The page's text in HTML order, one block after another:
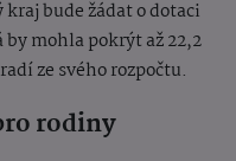
bude žádat o dotaci
mohla pokrýt až 22,2
ze svého rozpočtu.
rodiny